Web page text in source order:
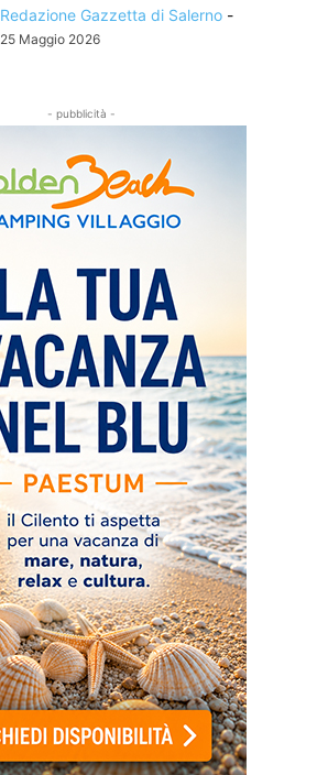
Redazione Gazzetta di Salerno -
25 Maggio 2026
- pubblicità -